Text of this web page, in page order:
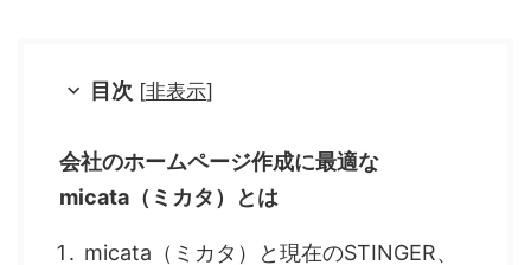
目次 [非表示]
会社のホームページ作成に最適な
micata（ミカタ）とは
micata（ミカタ）と現在のSTINGER、